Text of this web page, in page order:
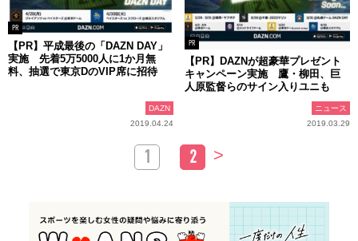
PR
【PR】平成最後の「DAZN DAY」
実施 先着5万5000人に1か月無
料、抽選で東京DのVIP席に招待
DAZN
2019.04.24
PR
【PR】DAZNが超豪華プレゼント
キャンペーン実施 鷹・柳田、巨
人原監督らのサイン入りユニも
ニュース
2019.03.29
1 2 >